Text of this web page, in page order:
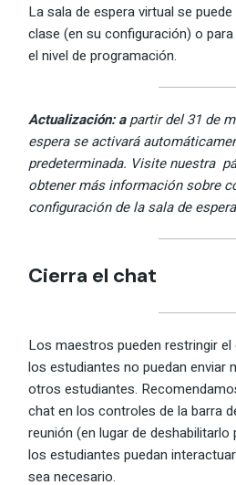
La sala de espera virtual se
clase (en su configuración) o
el nivel de programación.
Actualización: apartir del 31 de
espera se activará
predeterminada. Visite nuestra
obtener más información sobre
configuración de la sala de
Cierra el chat
Los maestros pueden restringir
los estudiantes no puedan enviar
otros estudiantes.
chat en los controles de la barra
reunión (en lugar de
los estudiantes puedan
sea necesario.